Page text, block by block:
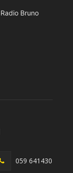
Bruno
059 641430